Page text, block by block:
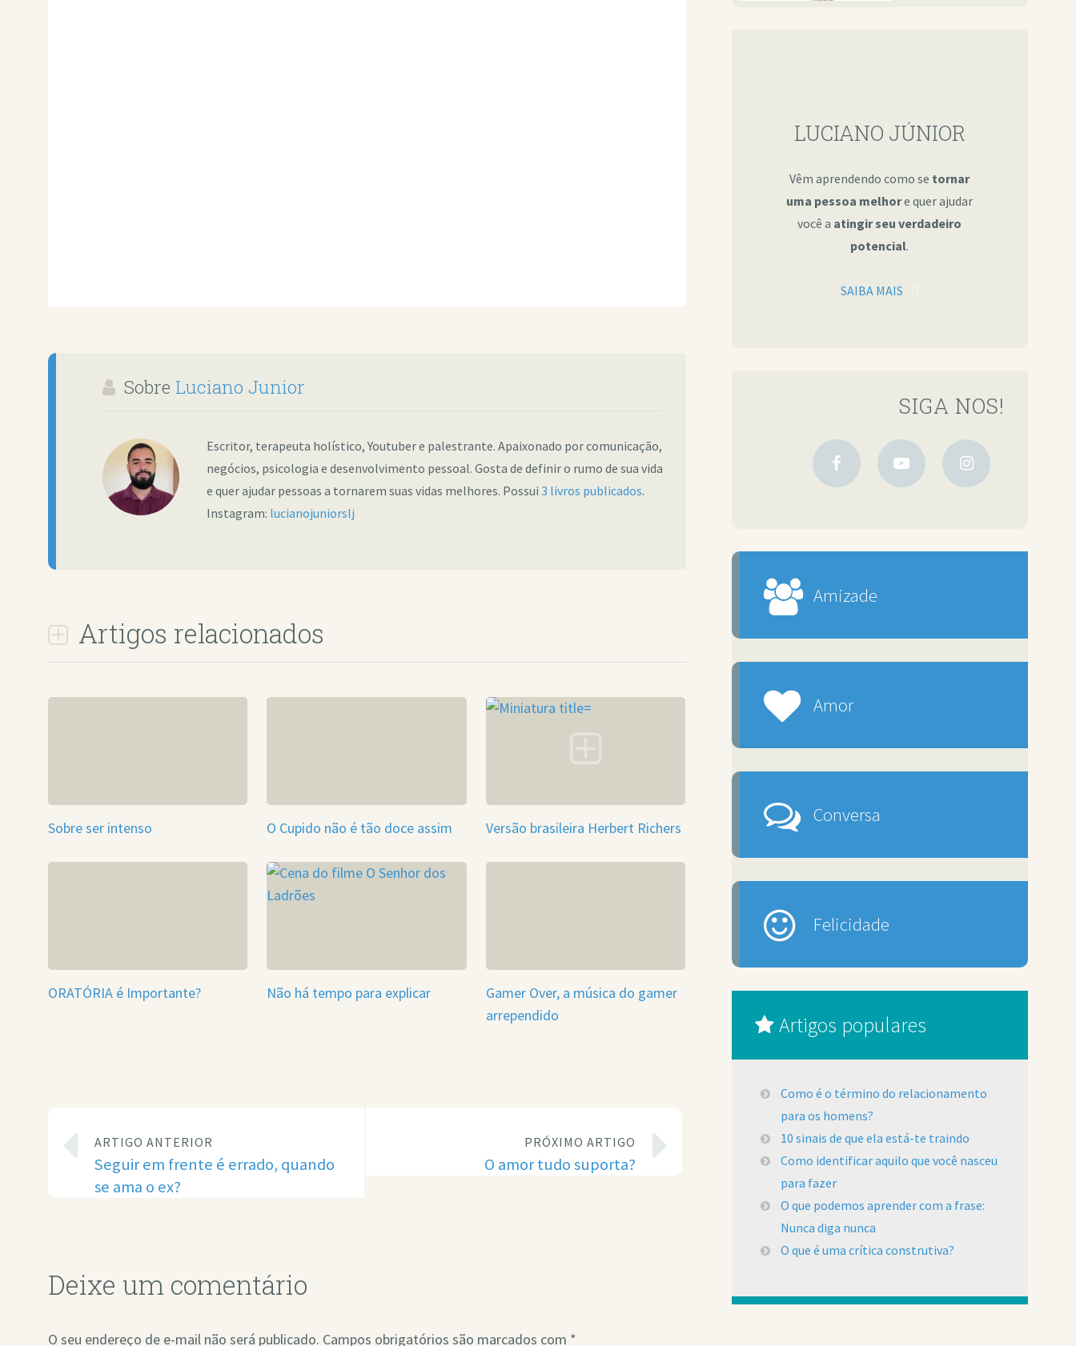
Sobre Luciano Junior
Escritor, terapeuta holístico, Youtuber e palestrante. Apaixonado por comunicação,
negócios, psicologia e desenvolvimento pessoal. Gosta de definir o rumo de sua vida
e quer ajudar pessoas a tornarem suas vidas melhores. Possui 3 livros publicados.
Instagram: lucianojuniorslj
Artigos relacionados
Sobre ser intenso O Cupido não é tão doce assim Versão brasileira Herbert Richers
ORATÓRIA é Importante? Não há tempo para explicar
Gamer Over, a música do gamer
arrependido
ARTIGO ANTERIOR
Seguir em frente é errado, quando
se ama o ex?
PRÓXIMO ARTIGO
O amor tudo suporta?
Deixe um comentário
O seu endereço de e-mail não será publicado. Campos obrigatórios são marcados com *
LUCIANO JÚNIOR
Vêm aprendendo como se tornar
uma pessoa melhore quer ajudar
você a atingir seu verdadeiro
potencial.
SAIBA MAIS
SIGA NOS!
Amizade
Amor
Conversa
Felicidade
Artigos populares
Como é o término do relacionamento
para os homens?
10 sinais de que ela está-te traindo
Como identificar aquilo que você nasceu
para fazer
O que podemos aprender com a frase:
Nunca diga nunca
O que é uma crítica construtiva?